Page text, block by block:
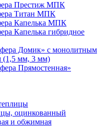
Престиж МПК
Титан МПК
Капелька МПК
Капелька гибридное
Домик» с монолитным
(1,5 мм, 3 мм)
Прямостенная»
оцинкованный
и обжимная